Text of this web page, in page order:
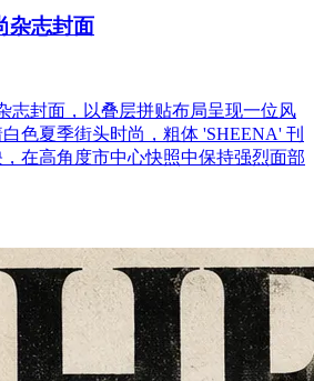
杂志封面
志封面，以叠层拼贴布局呈现一位风
色夏季街头时尚，粗体 'SHEENA' 刊
在高角度市中心快照中保持强烈面部